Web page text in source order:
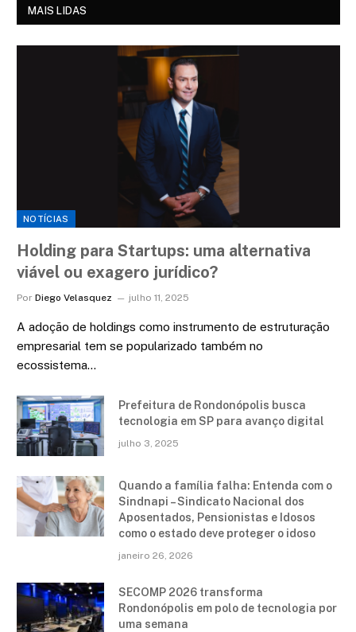
MAIS LIDAS
NOTÍCIAS
Holding para Startups: uma alternativa
viável ou exagero jurídico?
Por Diego Velasquez julho 11, 2025
A adoção de holdings como instrumento de estruturação
empresarial tem se popularizado também no
ecossistema…
Prefeitura de Rondonópolis busca
tecnologia em SP para avanço digital
julho 3, 2025
Quando a família falha: Entenda com o
Sindnapi – Sindicato Nacional dos
Aposentados, Pensionistas e Idosos
como o estado deve proteger o idoso
janeiro 26, 2026
SECOMP 2026 transforma
Rondonópolis em polo de tecnologia por
uma semana